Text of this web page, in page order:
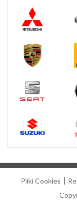
Pliki Cookies